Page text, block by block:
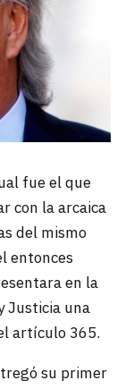
fue el que
con la arcaica
del mismo
entonces
en la
Justicia una
artículo 365.
su primer